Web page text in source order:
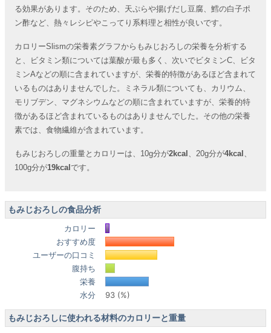
る効果があります。そのため、天ぷらや揚げだし豆腐、鱈の白子ポ
ン酢など、熱々レシピやこってり系料理と相性が良いです。
カロリーSlismの栄養素グラフからもみじおろしの栄養を分析する
と、ビタミン類については葉酸が最も多く、次いでビタミンC、ビタ
ミンAなどの順に含まれていますが、栄養的特徴があるほど含まれて
いるものはありませんでした。ミネラル類についても、カリウム、
モリブデン、マグネシウムなどの順に含まれていますが、栄養的特
徴があるほど含まれているものはありませんでした。その他の栄養
素では、食物繊維が含まれています。
もみじおろしの重量とカロリーは、10g分が2kcal 、20g分が4kcal 、
100g分が19kcal です。
もみじおろしの食品分析
カロリー
おすすめ度
ユーザーの口コミ
腹持ち
栄養
水分
93 (%)
もみじおろしに使われる材料のカロリーと重量